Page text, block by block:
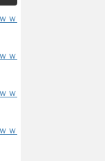
ｗ
ｗ
ｗ
ｗ